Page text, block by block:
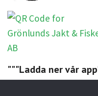
"""Ladda ner vår